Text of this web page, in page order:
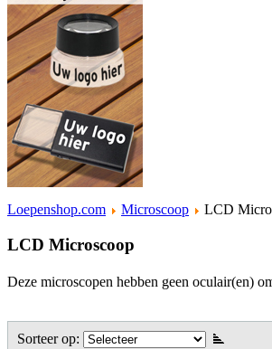
Loepenshop.com Microscoop LCD
LCD Microscoop
Deze microscopen hebben geen oculair(en)
Sorteer op: